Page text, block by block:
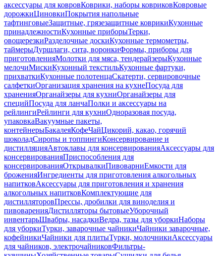
аксессуары для ковровКоврики, наборы ковриковКовровые
дорожкиЦиновкиПокрытия напольные
тафтинговыеЗащитные, грязезащитные коврикиКухонные
принадлежностиКухонные приборыТерки,
овощерезкиРазделочные доскиКухонные термометры,
таймерыДуршлаги, сита, воронкиФормы, приборы для
приготовленияМолотки для мяса, тендерайзерыКухонные
мелочиМискиКухонный текстильКухонные фартуки,
прихваткиКухонные полотенцаСкатерти, сервировочные
салфеткиОрганизация хранения на кухнеПосуда для
храненияОрганайзеры для кухниОрганайзеры для
специйПосуда для ланчаПолки и аксессуары на
рейлингиРейлинги для кухниОдноразовая посуда,
упаковкаВакуумные пакеты,
контейнерыБакалеяКофеЧайЦикорий, какао, горячий
шоколадСиропы и топпингиКонсервирование и
дистилляцияАвтоклавы для консервированияАксессуары для
консервированияПриспособления для
консервированияОткрывалкиПивоварниЕмкости для
броженияИнгредиенты для приготовления алкогольных
напитковАксессуары для приготовления и хранения
алкогольных напитковКомплектующие для
дистилляторовПрессы, дробилки для виноделия и
пивоваренияДистилляторы бытовыеУборочный
инвентарьШвабры, насадкиВедра, тазы для уборкиНаборы
для уборкиТурки, заварочные чайникиЧайники заварочные,
кофейникиЧайники для плитыТурки, молочникиАксессуары
для чайников, электрочайниковФильтры-